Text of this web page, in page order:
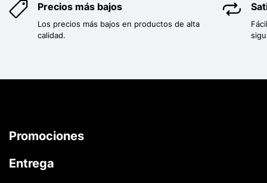
Precios más bajos
Los precios más bajos en productos de alta
calidad.
Promociones
Entrega